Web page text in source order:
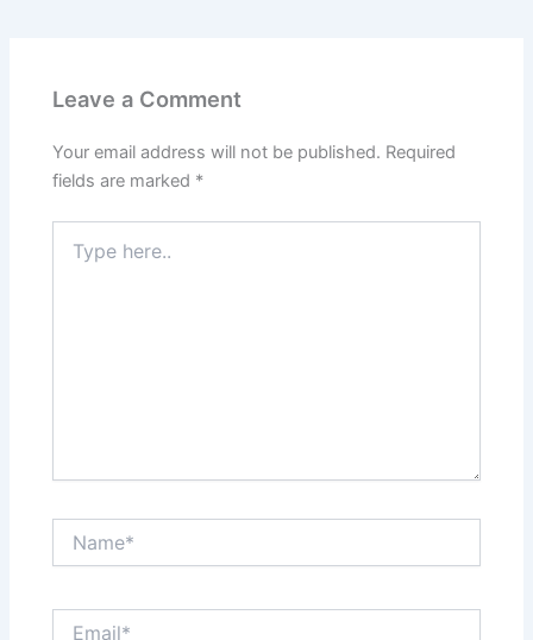
Leave a Comment
Your email address will not be published. Required
fields are marked *
here..